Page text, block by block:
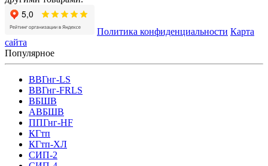
Политика конфиденциальности Карта
сайта
Популярное
ВВГнг-LS
ВВГнг-FRLS
ВБШВ
АВБШВ
ППГнг-HF
КГтп
КГтп-ХЛ
СИП-2